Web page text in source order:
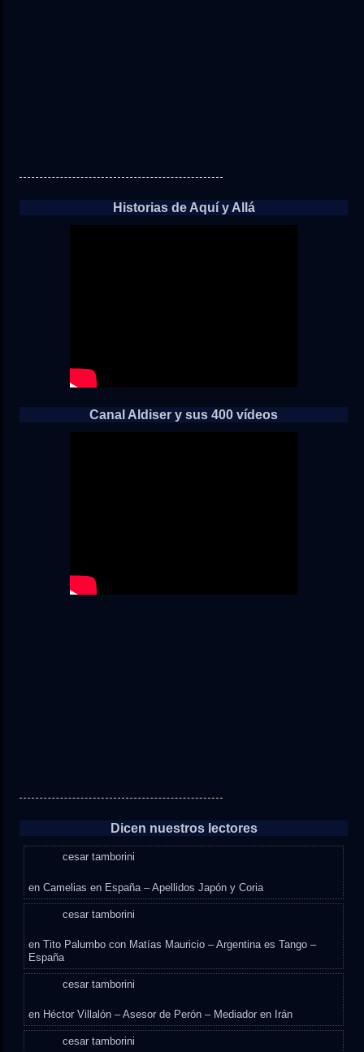
Historias de Aquí y Allá
Canal Aldiser y sus 400 vídeos
Dicen nuestros lectores
cesar tamborini
enCamelias en España – Apellidos Japón y Coria
cesar tamborini
enTito Palumbo con Matías Mauricio – Argentina es Tango –
España
cesar tamborini
en Héctor Villalón – Asesor de Perón – Mediador en Irán
cesar tamborini